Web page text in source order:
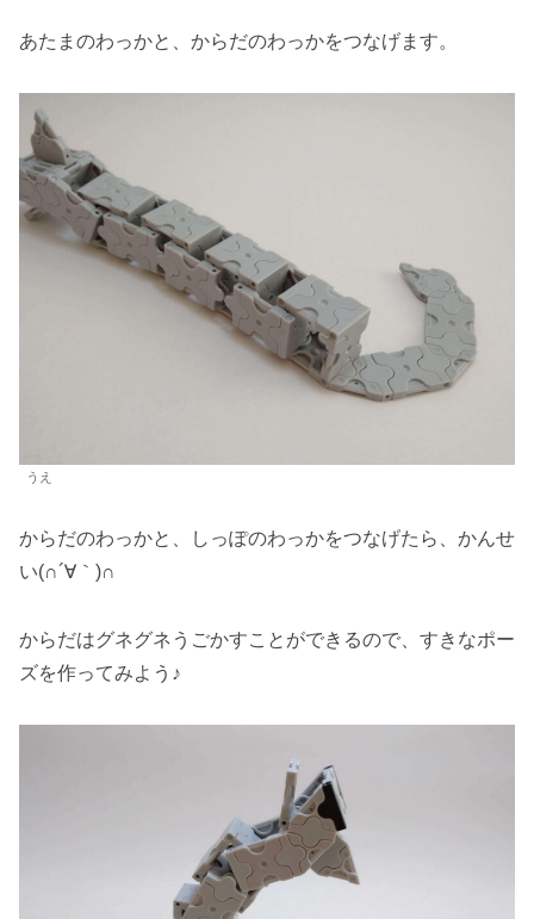
あたまのわっかと、からだのわっかをつなげます。
うえ
からだのわっかと、しっぽのわっかをつなげたら、かんせ
い(∩´∀｀)∩
からだはグネグネうごかすことができるので、すきなポー
ズを作ってみよう♪